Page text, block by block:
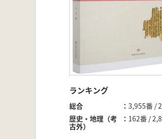
ランキング
総合
3,955番 /
歴史・地理（考
古外）
162番 /